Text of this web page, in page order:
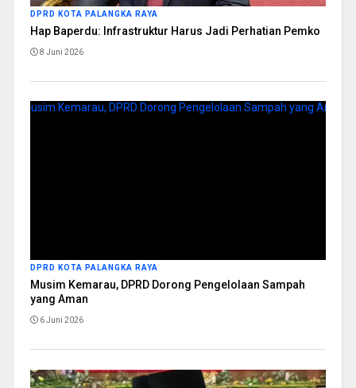
DPRD KOTA PALANGKA RAYA
Hap Baperdu: Infrastruktur Harus Jadi Perhatian Pemko
8 Juni 2026
DPRD KOTA PALANGKA RAYA
Musim Kemarau, DPRD Dorong Pengelolaan Sampah
yang Aman
6 Juni 2026